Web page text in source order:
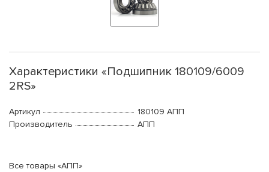
Характеристики «Подшипник 180109/6009
2RS»
Артикул
180109 АПП
Производитель
АПП
Все товары «АПП»